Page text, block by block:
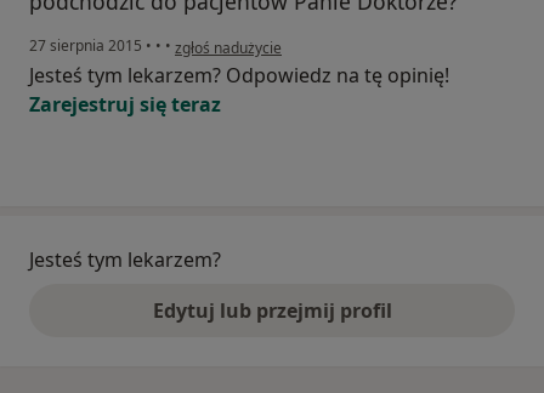
27 sierpnia 2015 • • • w opinii użytkownika Pacjentka
zgłoś nadużycie
Jesteś tym lekarzem? Odpowiedz na tę opinię!
Zarejestruj się teraz
Jesteś tym lekarzem?
Edytuj lub przejmij profil